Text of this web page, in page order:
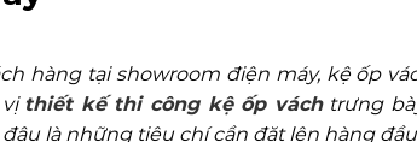
hàng tại showroom điện máy, kệ ốp
vị thiết kế thi công kệ ốp váchtrưng
là những tiêu chí cần đặt lên hàng